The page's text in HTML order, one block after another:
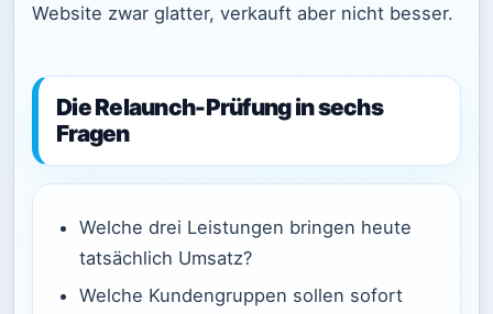
Website zwar glatter, verkauft aber nicht besser.
Die Relaunch-Prüfung in sechs
Fragen
Welche drei Leistungen bringen heute
tatsächlich Umsatz?
Welche Kundengruppen sollen sofort